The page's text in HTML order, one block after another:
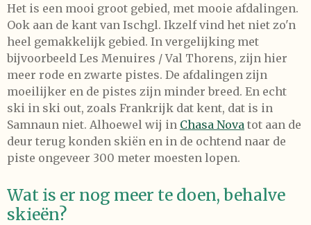
Het is een mooi groot gebied, met mooie afdalingen.
Ook aan de kant van Ischgl. Ikzelf vind het niet zo'n
heel gemakkelijk gebied. In vergelijking met
bijvoorbeeld Les Menuires / Val Thorens, zijn hier
meer rode en zwarte pistes. De afdalingen zijn
moeilijker en de pistes zijn minder breed. En echt
ski in ski out, zoals Frankrijk dat kent, dat is in
Samnaun niet. Alhoewel wij in Chasa Nova tot aan de
deur terug konden skiën en in de ochtend naar de
piste ongeveer 300 meter moesten lopen.
Wat is er nog meer te doen, behalve
skieën?